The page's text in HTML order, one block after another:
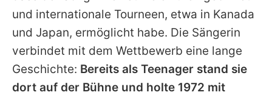
und internationale Tourneen, etwa in Kanada
und Japan, ermöglicht habe. Die Sängerin
verbindet mit dem Wettbewerb eine lange
Geschichte: Bereits als Teenager stand sie
dort auf der Bühne und holte 1972 mit